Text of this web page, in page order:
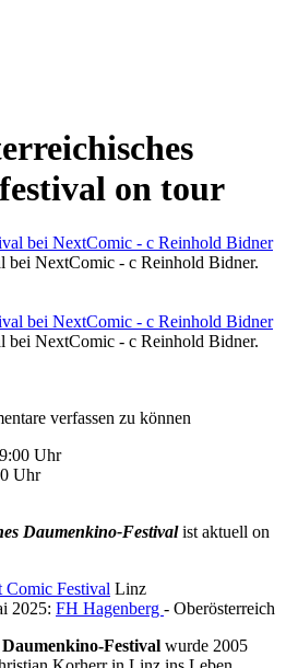
on tour
bei NextComic - c Reinhold Bidner.
bei NextComic - c Reinhold Bidner.
verfassen zu können
Uhr
Uhr
Daumenkino-Festivalist aktuell on
Comic Festival Linz
2025: FH Hagenberg - Oberösterreich
Festival wurde 2005